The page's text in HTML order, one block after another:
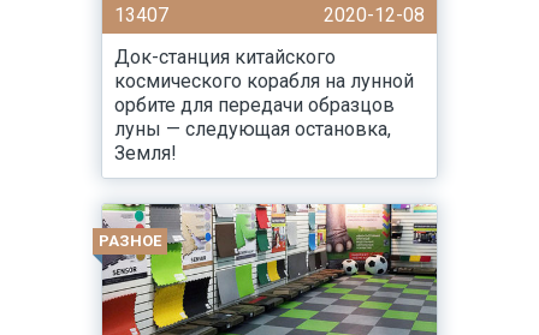
13407
2020-12-08
Док-станция китайского
космического корабля на лунной
орбите для передачи образцов
луны — следующая остановка,
Земля!
РАЗНОЕ